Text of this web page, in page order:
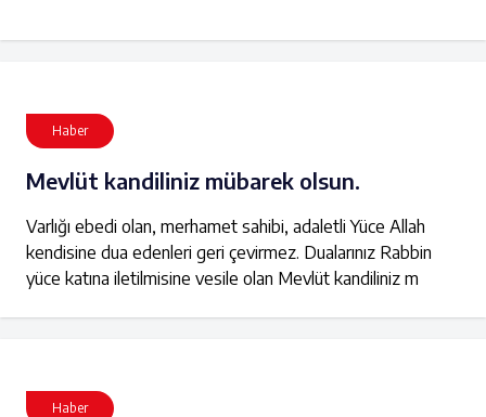
Haber
Mevlüt kandiliniz mübarek olsun.
Varlığı ebedi olan, merhamet sahibi, adaletli Yüce Allah
kendisine dua edenleri geri çevirmez. Dualarınız Rabbin
yüce katına iletilmisine vesile olan Mevlüt kandiliniz m
Haber